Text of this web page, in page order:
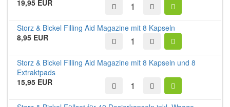
19,95 EUR
Storz & Bickel Filling Aid Magazine mit 8 Kapseln
8,95 EUR
Storz & Bickel Filling Aid Magazine mit 8 Kapseln und 8
Extraktpads
15,95 EUR